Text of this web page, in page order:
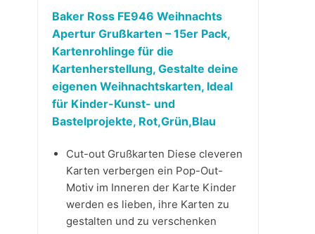
Baker Ross FE946 Weihnachts
Apertur Grußkarten – 15er Pack,
Kartenrohlinge für die
Kartenherstellung, Gestalte deine
eigenen Weihnachtskarten, Ideal
für Kinder-Kunst- und
Bastelprojekte, Rot,Grün,Blau
Cut-out Grußkarten Diese cleveren
Karten verbergen ein Pop-Out-
Motiv im Inneren der Karte Kinder
werden es lieben, ihre Karten zu
gestalten und zu verschenken